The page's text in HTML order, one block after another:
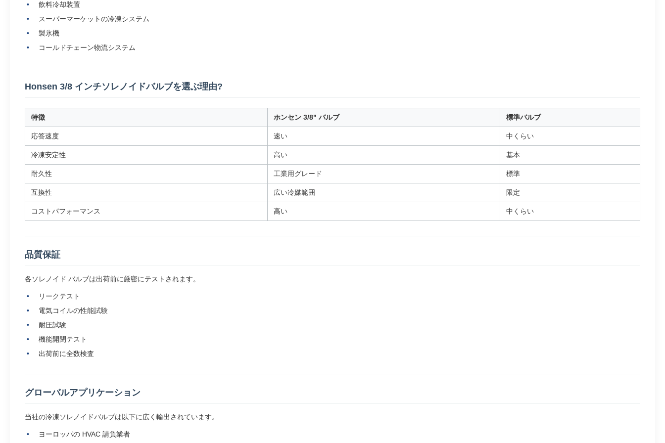
飲料冷却装置
スーパーマーケットの冷凍システム
製氷機
コールドチェーン物流システム
Honsen 3/8 インチソレノイドバルブを選ぶ理由?
特徴 ホンセン 3/8" バルブ 標準バルブ
応答速度 速い 中くらい
冷凍安定性 高い 基本
耐久性 工業用グレード 標準
互換性 広い冷媒範囲 限定
コストパフォーマンス 高い 中くらい
品質保証
各ソレノイド バルブは出荷前に厳密にテストされます。
リークテスト
電気コイルの性能試験
耐圧試験
機能開閉テスト
出荷前に全数検査
グローバルアプリケーション
当社の冷凍ソレノイドバルブは以下に広く輸出されています。
ヨーロッパの HVAC 請負業者